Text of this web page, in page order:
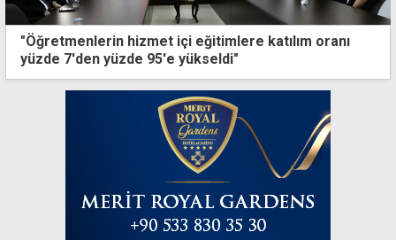
"Öğretmenlerin hizmet içi eğitimlere katılım oranı
yüzde 7'den yüzde 95'e yükseldi"